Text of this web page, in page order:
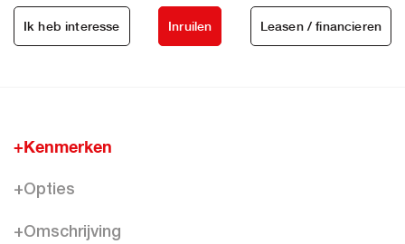
Ik heb interesse Inruilen Leasen / financieren
+Kenmerken
+Opties
+Omschrijving